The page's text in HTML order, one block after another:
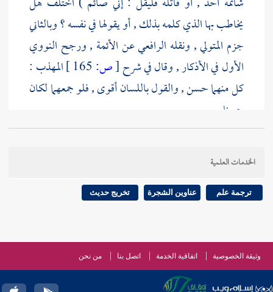
يخاطب بها الذي كلمه بذلك , أو يقولها في نفسه ؟ وبالثاني
جزم المتولي, ونقله الرافعيعن الأئمة , ورجح النووي
الأول في الأذكار , وقال في شرح[ص:
المهذب :
كل منهما حسن , والقول باللسان أقوى , فلو جمعهما لكان
حسنا .
[ ص:
الخدمات العلمية
ترجمة علم عناوين الشجرة تخريج حديث
وثيقة الخصوصية اتفاقية الخدمة اتصل بنا من نحن